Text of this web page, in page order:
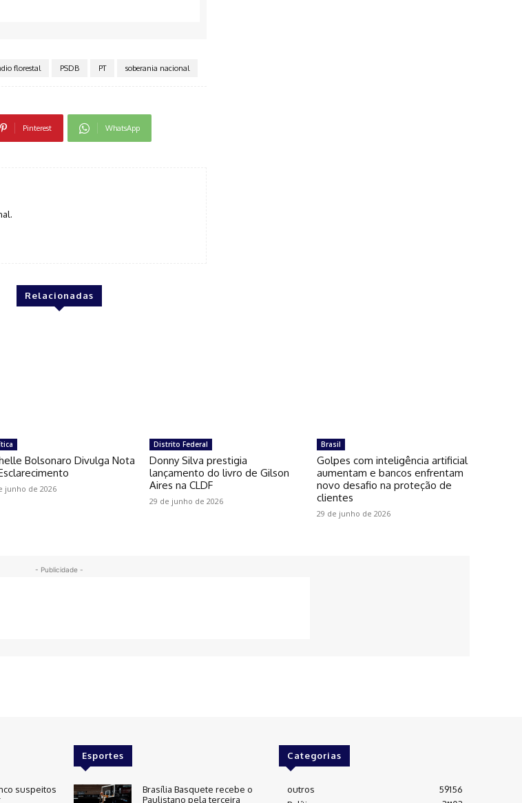
florestal PSDB PT soberania nacional
Pinterest WhatsApp
Relacionadas
Bolsonaro Divulga Nota
junho de 2026
Distrito Federal
Donny Silva prestigia
lançamento do livro de Gilson
Aires na CLDF
29 de junho de 2026
Brasil
Golpes com inteligência artificial
aumentam e bancos enfrentam
novo desafio na proteção de
clientes
29 de junho de 2026
- Publicidade -
suspeitos
Esportes
Brasília Basquete recebe o
Paulistano pela terceira
Categorias
outros
59156